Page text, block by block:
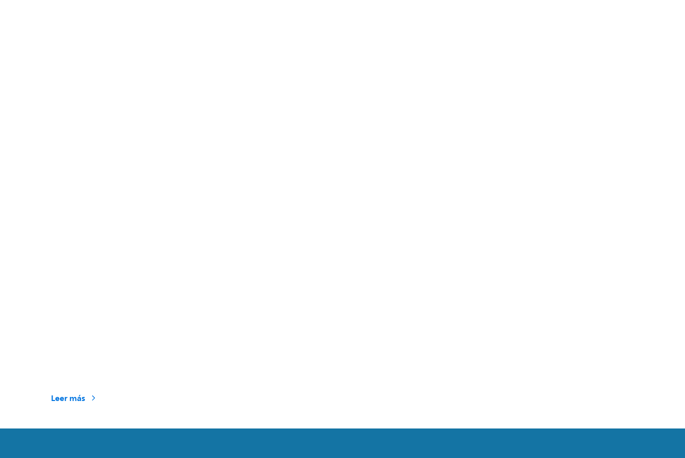
Leer más